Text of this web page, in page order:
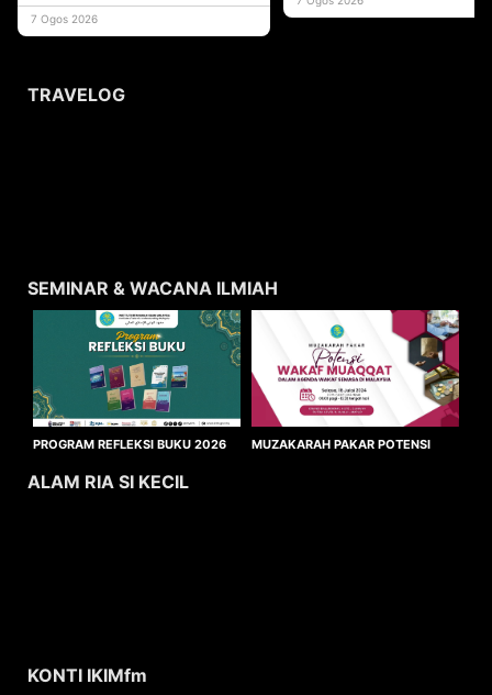
usaha
7 Ogos 2026
TRAVELOG
SEMINAR & WACANA ILMIAH
PROGRAM REFLEKSI BUKU 2026
MUZAKARAH PAKAR POTENSI
ALAM RIA SI KECIL
KONTI IKIMfm